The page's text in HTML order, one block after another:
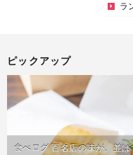
ラ
ピックアップ
食べログ 百名店の味が、並